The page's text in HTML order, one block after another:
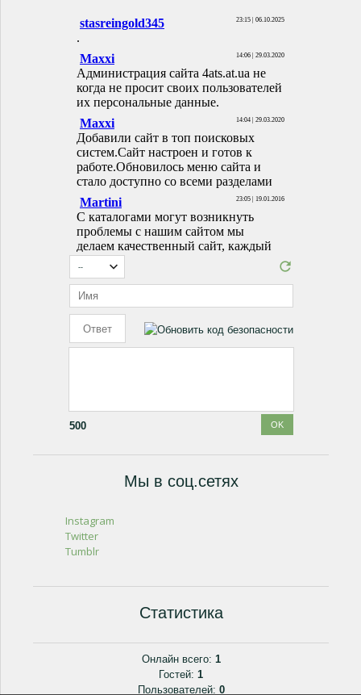
500
Мы в соц.сетях
Instagram
Twitter
Tumblr
Статистика
Онлайн всего: 1
Гостей: 1
Пользователей: 0